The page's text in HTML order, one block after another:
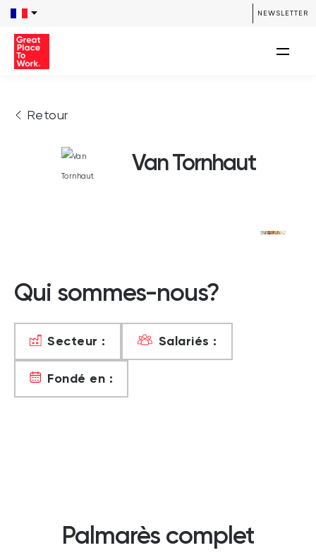
NEWSLETTER
Retour
Van Tornhaut
Qui sommes-nous?
Secteur : Salariés :
Fondé en :
Palmarès complet